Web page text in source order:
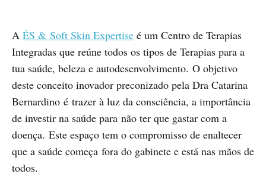
A ÉS & Soft Skin Expertise é um Centro de Terapias
Integradas que reúne todos os tipos de Terapias para a
tua saúde, beleza e autodesenvolvimento. O objetivo
deste conceito inovador preconizado pela Dra Catarina
Bernardino é trazer à luz da consciência, a importância
de investir na saúde para não ter que gastar com a
doença. Este espaço tem o compromisso de enaltecer
que a saúde começa fora do gabinete e está nas mãos de
todos.